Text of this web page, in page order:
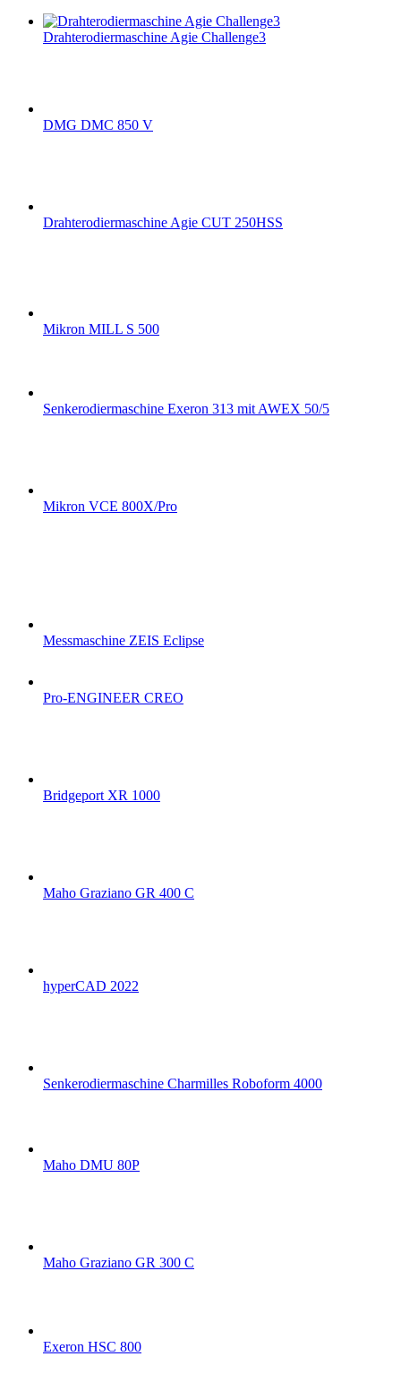
Drahterodiermaschine Agie Challenge3
DMG DMC 850 V
Drahterodiermaschine Agie CUT 250HSS
Mikron MILL S 500
Senkerodiermaschine Exeron 313 mit AWEX 50/5
Mikron VCE 800X/Pro
Messmaschine ZEIS Eclipse
Pro-ENGINEER CREO
Bridgeport XR 1000
Maho Graziano GR 400 C
hyperCAD 2022
Senkerodiermaschine Charmilles Roboform 4000
Maho DMU 80P
Maho Graziano GR 300 C
Exeron HSC 800